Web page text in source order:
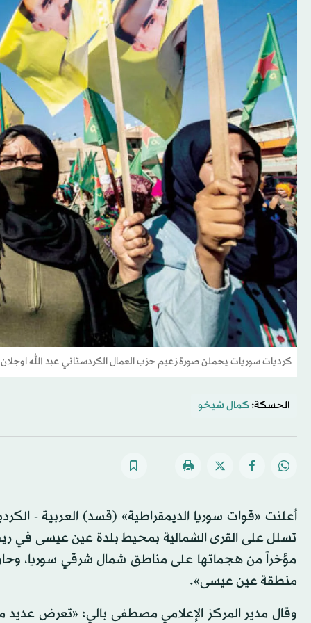
كرديات سوريات يحملن صورة زعيم حزب العمال الكردستاني عبد الله
الحسكة: كمال شيخو
تسلل على القرى الشمالية بمحيط بلدة عين عيسى في
مؤخراً من هجماتها على مناطق شمال شرقي سوريا،
منطقة عين عيسى».